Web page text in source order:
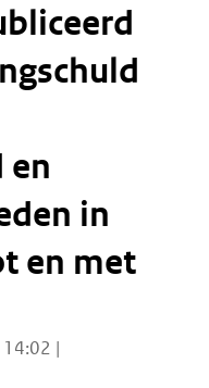
en
in
en met
|